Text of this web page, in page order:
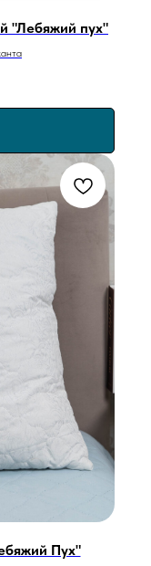
"Лебяжий пух"
Пух"